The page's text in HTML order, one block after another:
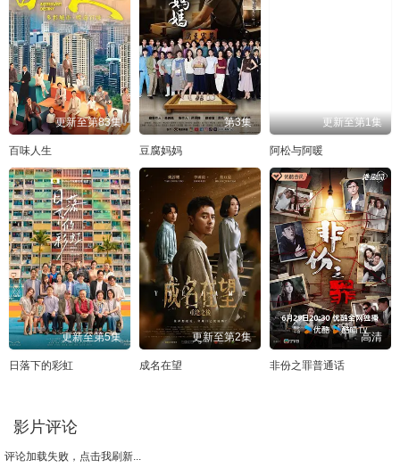
更新至第83集
百味人生
第3集
豆腐妈妈
更新至第1集
阿松与阿暖
更新至第5集
日落下的彩虹
更新至第2集
成名在望
高清
非份之罪普通话
影片评论
评论加载失败，点击我刷新...